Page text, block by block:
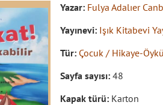
Yazar: Fulya Adalıer
Yayınevi: Işık Kitabevi
Tür: Çocuk / Hikaye-Öykü
Sayfa sayısı:48
Kapak türü: Karton